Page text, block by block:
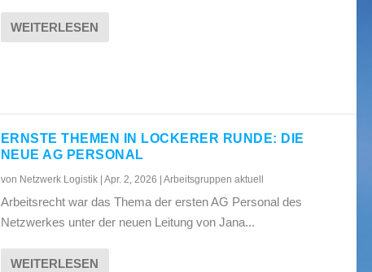
WEITERLESEN
ERNSTE THEMEN IN LOCKERER RUNDE: DIE
NEUE AG PERSONAL
von Netzwerk Logistik| Apr. 2, 2026 Arbeitsgruppen aktuell
Arbeitsrecht war das Thema der ersten AG Personal des
Netzwerkes unter der neuen Leitung von Jana...
WEITERLESEN